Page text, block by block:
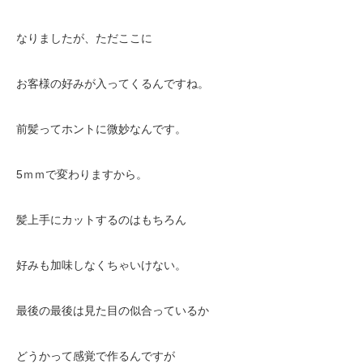
なりましたが、ただここに
お客様の好みが入ってくるんですね。
前髪ってホントに微妙なんです。
5ｍｍで変わりますから。
髪上手にカットするのはもちろん
好みも加味しなくちゃいけない。
最後の最後は見た目の似合っているか
どうかって感覚で作るんですが